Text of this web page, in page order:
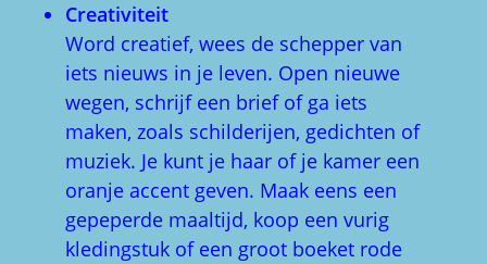
Creativiteit
Word creatief, wees de schepper van
iets nieuws in je leven. Open nieuwe
wegen, schrijf een brief of ga iets
maken, zoals schilderijen, gedichten of
muziek. Je kunt je haar of je kamer een
oranje accent geven. Maak eens een
gepeperde maaltijd, koop een vurig
kledingstuk of een groot boeket rode